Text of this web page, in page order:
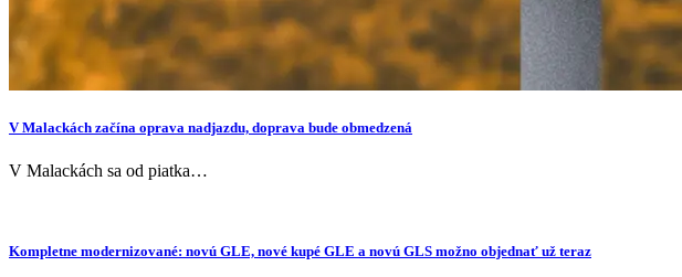
V Malackách začína oprava nadjazdu, doprava bude obmedzená
V Malackách sa od piatka…
Kompletne modernizované: novú GLE, nové kupé GLE a novú GLS možno objednať už teraz